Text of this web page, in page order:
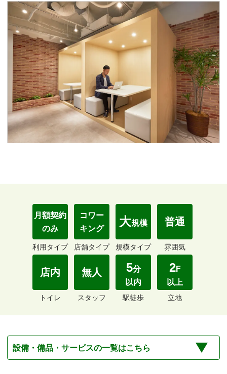
月額契約
のみ
利用タイプ
コワー
キング
店舗タイプ
大規模
規模タイプ
普通
雰囲気
店内
トイレ
無人
スタッフ
5分
以内
駅徒歩
2F
以上
立地
設備・備品・サービスの一覧はこちら